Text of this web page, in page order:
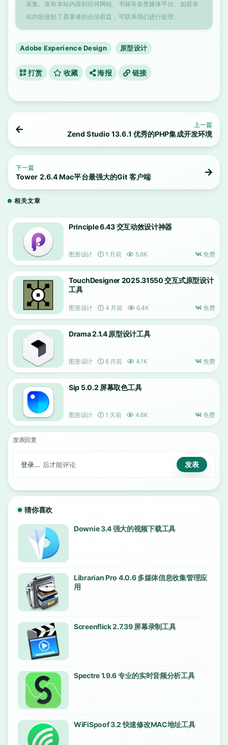
采集、发布本站内容到任何网站、书籍等各类媒体平台。如若本
站内容侵犯了原著者的合法权益，可联系我们进行处理。
Adobe Experience Design 原型设计
打赏 收藏 海报 链接
上一篇
Zend Studio 13.6.1 优秀的PHP集成开发环境
下一篇
Tower 2.6.4 Mac平台最强大的Git 客户端
相关文章
Principle 6.43 交互动效设计神器
图形设计 1 月前 5.6K 免费
TouchDesigner 2025.31550 交互式原型设计
工具
图形设计 4 月前 6.4K 免费
Drama 2.1.4 原型设计工具
图形设计 6 月前 4.1K 免费
Sip 5.0.2 屏幕取色工具
图形设计 1 天前 4.6K 免费
发表回复
登录... 后才能评论
猜你喜欢
Downie 3.4 强大的视频下载工具
Librarian Pro 4.0.6 多媒体信息收集管理应
用
Screenflick 2.7.39 屏幕录制工具
Spectre 1.9.6 专业的实时音频分析工具
WiFiSpoof 3.2 快速修改MAC地址工具